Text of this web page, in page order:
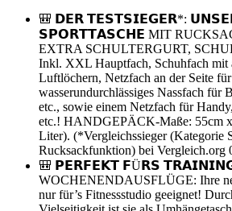
🎒 𝗗𝗘𝗥 𝗧𝗘𝗦𝗧𝗦𝗜𝗘𝗚𝗘𝗥*:
𝗦𝗣𝗢𝗥𝗧𝗧𝗔𝗦𝗖𝗛𝗘 MIT
EXTRA SCHULTERGURT,
Inkl. XXL Hauptfach, Schuhfach mit
Luftlöchern, Netzfach an der Seite
wasserundurchlässiges Nassfach für
etc., sowie einem Netzfach für
etc.! HANDGEPÄCK-Maße: 55cm
Liter). (*Vergleichssieger (Kategorie
Rucksackfunktion) bei Vergleich.org
🎒 𝗣𝗘𝗥𝗙𝗘𝗞𝗧 𝗙Ü𝗥𝗦
WOCHENENDAUSFLÜGE: Ihre
nur für’s Fitnessstudio geeignet!